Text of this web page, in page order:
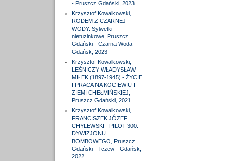
- Pruszcz Gdański, 2023
Krzysztof Kowalkowski,
RODEM Z CZARNEJ
WODY. Sylwetki
nietuzinkowe, Pruszcz
Gdański - Czarna Woda -
Gdańsk, 2023
Krzysztof Kowalkowski,
LEŚNICZY WŁADYSŁAW
MIŁEK (1897-1945) - ŻYCIE
I PRACA NA KOCIEWIU I
ZIEMI CHEŁMIŃSKIEJ,
Pruszcz Gdański, 2021
Krzysztof Kowalkowski,
FRANCISZEK JÓZEF
CHYLEWSKI - PILOT 300.
DYWIZJONU
BOMBOWEGO, Pruszcz
Gdański - Tczew - Gdańsk,
2022